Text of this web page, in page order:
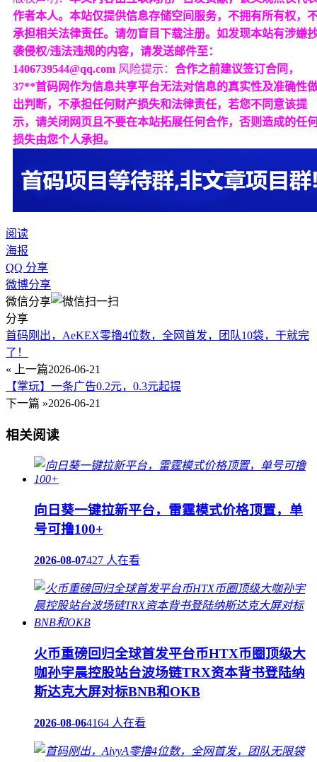
作者本人。本站仅提供信息存储空间服务，不拥有所有权，
承担相关法律责任。请勿盲目下载注册。如发现本站有涉嫌
袭侵权/违法违规的内容，请发送邮件至：
1406739544@qq.com 风险提示： 合作之前建议签订合同，
37**首码网作为信息共享平台无法对信息的真实性及准确性
出判断，不承担任何财产损失和法律责任，若您不同意该提
示，请关闭网页且不要在本站拓展任何合作，否则造成的任
损失由您个人承担。
阅读
海报
QQ 分享
微博分享
微信分享
分享
首码刚出，AeKEX零撸4位数，全网首发，团队10袋，干就完
了！
« 上一篇2026-06-21
【掌玩】一条广告0.2元，0.3元起提
下一篇 »2026-06-21
相关阅读
向日葵一键拉新平台，雷霆模式价格顶置，单
号可撸100+
2026-08-07427 人在看
火币重磅回归全球首发平台币HTX币圈顶级大
咖孙宇晨控股站台波场链TRX资本背书登陆纳
斯达克大屏对标BNB和OKB
2026-08-064164 人在看